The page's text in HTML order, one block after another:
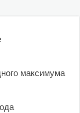
максимума